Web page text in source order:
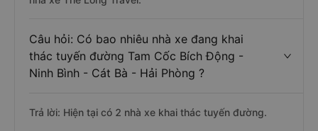
Câu hỏi: Có bao nhiêu nhà xe đang khai
thác tuyến đường Tam Cốc Bích Động -
Ninh Bình - Cát Bà - Hải Phòng ?
Trả lời: Hiện tại có 2 nhà xe khai thác tuyến đường.